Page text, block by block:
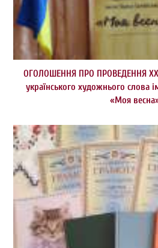
ОГОЛОШЕННЯ ПРО ПРОВЕДЕННЯ
українського художнього слова
«Моя